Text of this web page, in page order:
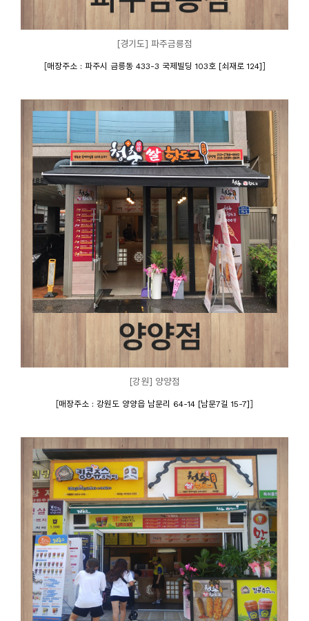
[경기도] 파주금릉점
[매장주소 : 파주시 금릉동 433-3 국제빌딩 103호 [쇠재로 124] ]
[강원] 양양점
[매장주소 : 강원도 양양읍 남문리 64-14 [남문7길 15-7] ]